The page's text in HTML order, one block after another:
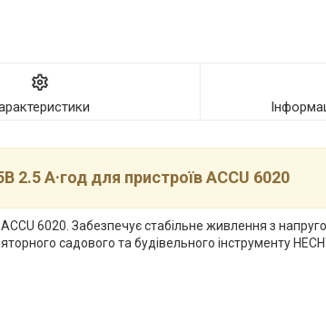
2.5 А·год для пристроїв ACCU 6020
6020. Забезпечує стабільне живлення з
садового та будівельного інструменту